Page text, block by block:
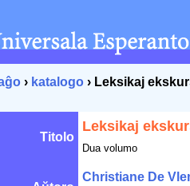
› katalogo › Leksikaj
Titolo
Leksikaj
Dua volumo
Christiane De